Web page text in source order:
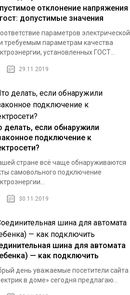
отклонение напряжения
допустимые значения
параметров электрической
требуемым параметрам качества
установленных ГОСТ...
29.11.2019
делать, если обнаружили
подключение к
стране всё чаще обнаруживаются
самовольного подключение
30.11.2019
шина для автомата
— как подключить
день уважаемые посетители сайта
в доме» сегодня предлагаю...